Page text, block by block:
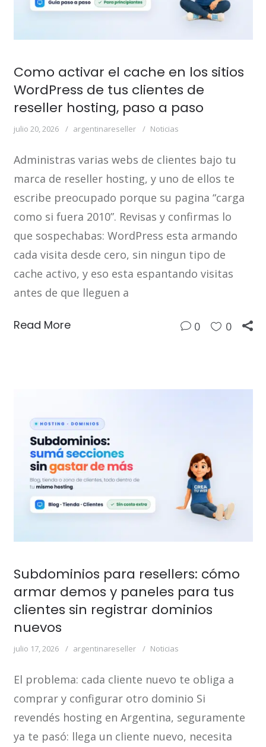
Como activar el cache en los sitios
WordPress de tus clientes de
reseller hosting, paso a paso
julio 20, 2026 argentinareseller Noticias
Administras varias webs de clientes bajo tu
marca de reseller hosting, y uno de ellos te
escribe preocupado porque su pagina “carga
como si fuera 2010”. Revisas y confirmas lo
que sospechabas: WordPress esta armando
cada visita desde cero, sin ningun tipo de
cache activo, y eso esta espantando visitas
antes de que lleguen a
Read More 0 0
Subdominios para resellers: cómo
armar demos y paneles para tus
clientes sin registrar dominios
nuevos
julio 17, 2026 argentinareseller Noticias
El problema: cada cliente nuevo te obliga a
comprar y configurar otro dominio Si
revendés hosting en Argentina, seguramente
ya te pasó: llega un cliente nuevo, necesita